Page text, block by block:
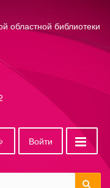
областной библиотеки
Войти